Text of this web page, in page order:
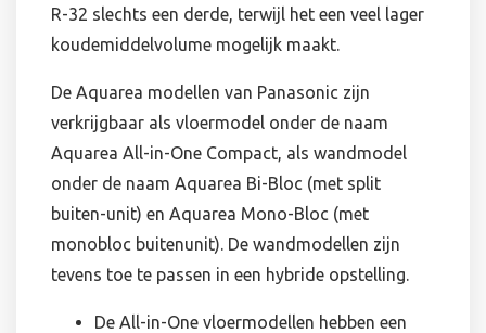
R-32 slechts een derde, terwijl het een veel lager
koudemiddelvolume mogelijk maakt.
De Aquarea modellen van Panasonic zijn
verkrijgbaar als vloermodel onder de naam
Aquarea All-in-One Compact, als wandmodel
onder de naam Aquarea Bi-Bloc (met split
buiten-unit) en Aquarea Mono-Bloc (met
monobloc buitenunit). De wandmodellen zijn
tevens toe te passen in een hybride opstelling.
De All-in-One vloermodellen hebben een